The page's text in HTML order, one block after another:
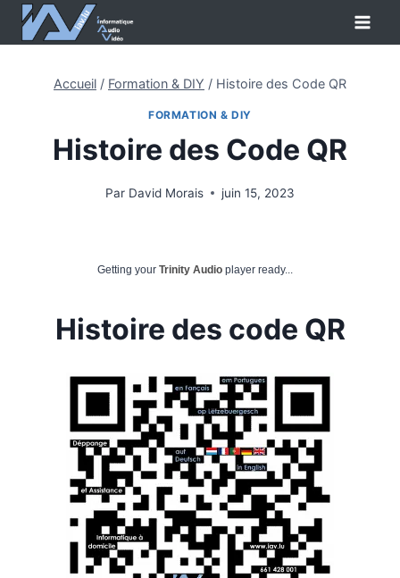
Aller
Accueil / Formation & DIY / Histoire des Code QR
FORMATION & DIY
Histoire des Code QR
Par David Morais juin 15, 2023
Getting your Trinity Audio player ready...
Histoire des code QR